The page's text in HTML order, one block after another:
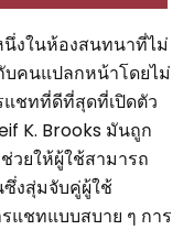
นึ่งในห้องสนทนาที่ไม่
คนแปลกหน้าโดยไม่
ชทที่ดีที่สุดที่เปิดตัว
K. Brooks มันถูก
วยให้ผู้ใช้สามารถ
ซึ่งสุ่มจับคู่ผู้ใช้
แชทแบบสบาย ๆ การ